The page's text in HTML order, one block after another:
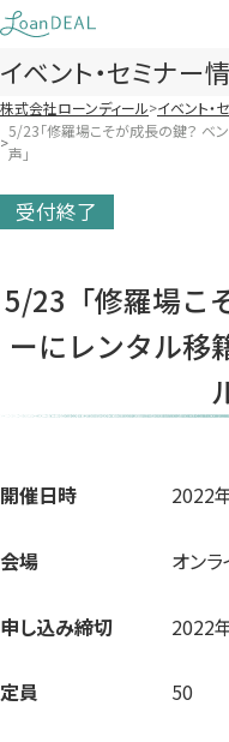
Skip
to
content
イベント・セミナー
株式会社ローンディール イベント・
5/23「修羅場こそが成長の鍵？ ベ
声」
受付終了
5/23「修羅場こ
ーにレンタル移
開催日時 2022
会場 オン
申し込み締切 2022
定員 50